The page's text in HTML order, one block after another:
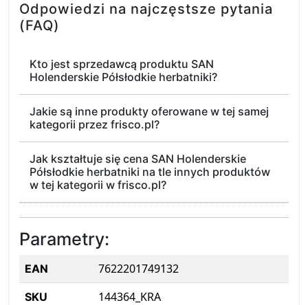
Odpowiedzi na najczęstsze pytania
(FAQ)
Kto jest sprzedawcą produktu SAN
Holenderskie Półsłodkie herbatniki?
Jakie są inne produkty oferowane w tej samej
kategorii przez frisco.pl?
Jak kształtuje się cena SAN Holenderskie
Półsłodkie herbatniki na tle innych produktów
w tej kategorii w frisco.pl?
Parametry:
EAN 7622201749132
SKU 144364_KRA